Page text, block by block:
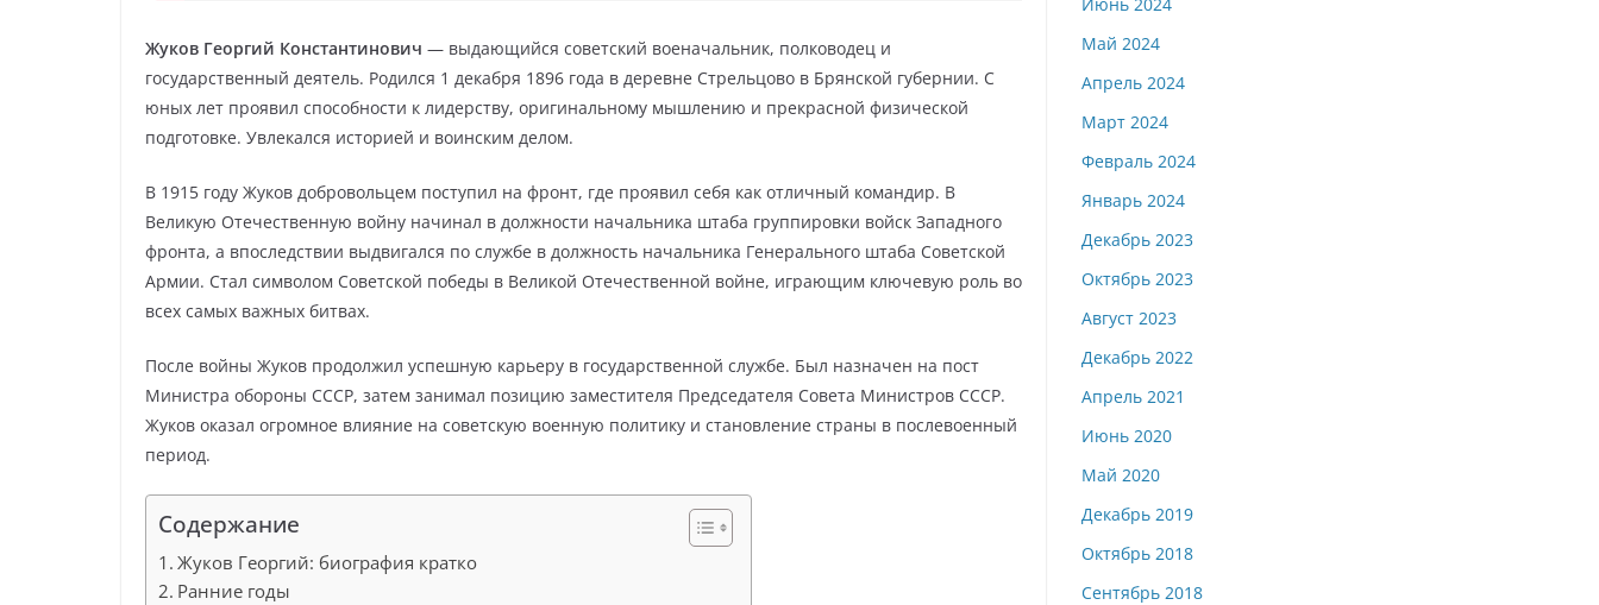
Жуков Георгий Константинович — выдающийся советский военачальник, полководец и
государственный деятель. Родился 1 декабря 1896 года в деревне Стрельцово в Брянской губернии. С
юных лет проявил способности к лидерству, оригинальному мышлению и прекрасной физической
подготовке. Увлекался историей и воинским делом.
В 1915 году Жуков добровольцем поступил на фронт, где проявил себя как отличный командир. В
Великую Отечественную войну начинал в должности начальника штаба группировки войск Западного
фронта, а впоследствии выдвигался по службе в должность начальника Генерального штаба Советской
Армии. Стал символом Советской победы в Великой Отечественной войне, играющим ключевую роль во
всех самых важных битвах.
После войны Жуков продолжил успешную карьеру в государственной службе. Был назначен на пост
Министра обороны СССР, затем занимал позицию заместителя Председателя Совета Министров СССР.
Жуков оказал огромное влияние на советскую военную политику и становление страны в послевоенный
период.
Содержание
Жуков Георгий: биография кратко
Ранние годы
Май 2024
Апрель 2024
Март 2024
Февраль 2024
Январь 2024
Декабрь 2023
Октябрь 2023
Август 2023
Декабрь 2022
Апрель 2021
Июнь 2020
Май 2020
Декабрь 2019
Октябрь 2018
Сентябрь 2018